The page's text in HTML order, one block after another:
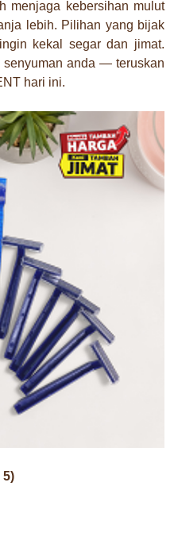
menjaga kebersihan mulut
lebih. Pilihan yang bijak
kekal segar dan jimat.
anda — teruskan
hari ini.
5)